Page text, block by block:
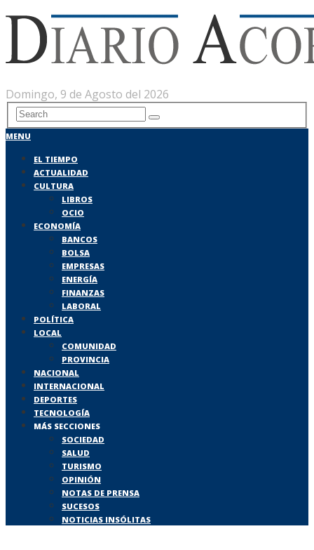
Domingo, 9 de Agosto del 2026
MENU
EL TIEMPO
ACTUALIDAD
CULTURA
LIBROS
OCIO
ECONOMÍA
BANCOS
BOLSA
EMPRESAS
ENERGÍA
FINANZAS
LABORAL
POLÍTICA
LOCAL
COMUNIDAD
PROVINCIA
NACIONAL
INTERNACIONAL
DEPORTES
TECNOLOGÍA
MÁS SECCIONES
SOCIEDAD
SALUD
TURISMO
OPINIÓN
NOTAS DE PRENSA
SUCESOS
NOTICIAS INSÓLITAS